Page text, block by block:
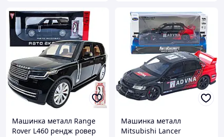
Машинка металл Range
Rover L460 рендж ровер
Машинка металл
Mitsubishi Lancer